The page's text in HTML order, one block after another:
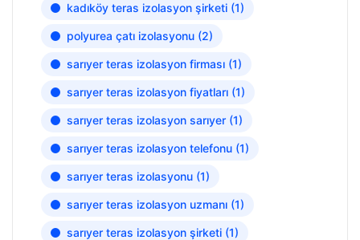
kadıköy teras izolasyon şirketi (1)
polyurea çatı izolasyonu (2)
sarıyer teras izolasyon firması (1)
sarıyer teras izolasyon fiyatları (1)
sarıyer teras izolasyon sarıyer (1)
sarıyer teras izolasyon telefonu (1)
sarıyer teras izolasyonu (1)
sarıyer teras izolasyon uzmanı (1)
sarıyer teras izolasyon şirketi (1)